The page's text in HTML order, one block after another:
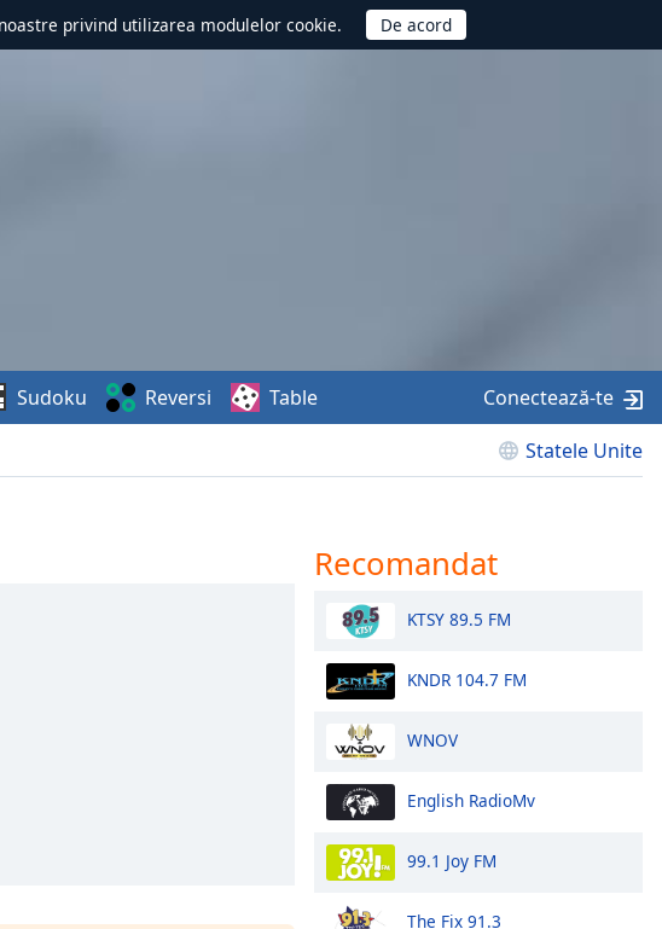
privind utilizarea modulelor cookie.
Statele Unite
Sudoku Reversi Table Conectează-te
Recomandat
KTSY 89.5 FM
KNDR 104.7 FM
WNOV
English RadioMv
99.1 Joy FM
The Fix 91.3